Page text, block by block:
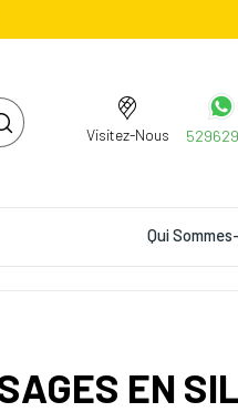
Visitez-Nous
Qui
EN